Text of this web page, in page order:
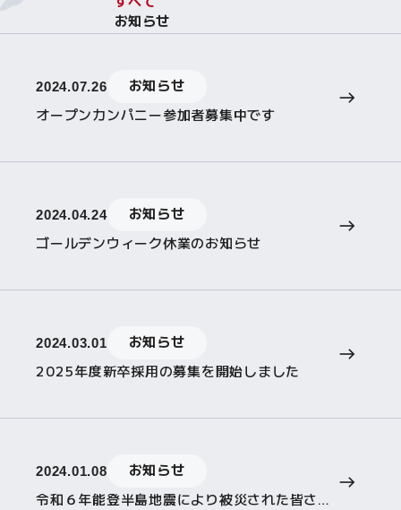
2024.07.26
お知らせ
オープンカンパニー参加者募集中です
2024.04.24
お知らせ
ゴールデンウィーク休業のお知らせ
2024.03.01
お知らせ
2025年度新卒採用の募集を開始しました
2024.01.08
お知らせ
令和６年能登半島地震により被災された皆さまにお見舞いを申し上げます
お知らせ